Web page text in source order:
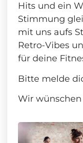
Hits und ein
Stimmung
mit uns aufs
Retro-Vibes
für deine
Bitte melde
Wir